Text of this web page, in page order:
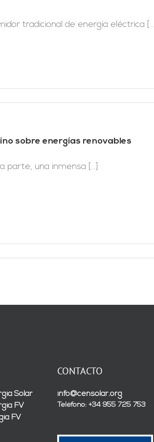
tradicional de energía eléctrica [...]
sobre energías renovables
parte, una inmensa [...]
Solar
FV
FV
CONTACTO
info@censolar.org
Teléfono: +34 955 725 753